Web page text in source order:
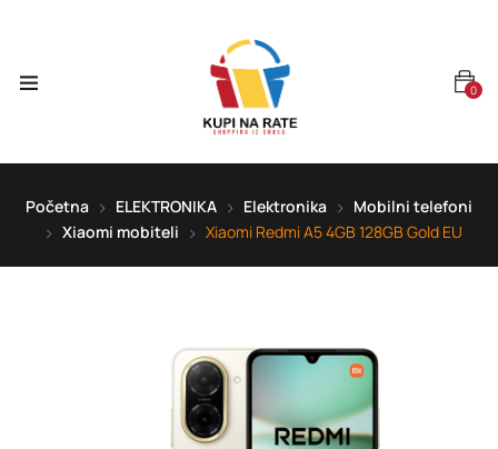
0
Početna ELEKTRONIKA Elektronika
Mobilni telefoni
Xiaomi mobiteli
Xiaomi Redmi A5 4GB 128GB Gold EU